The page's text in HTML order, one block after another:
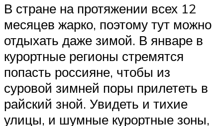
В стране на протяжении всех 12
месяцев жарко, поэтому тут можно
отдыхать даже зимой. В январе в
курортные регионы стремятся
попасть россияне, чтобы из
суровой зимней поры прилететь в
райский зной. Увидеть и тихие
улицы, и шумные курортные зоны,